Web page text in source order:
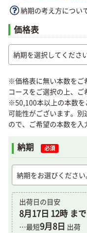
納期の考え方につい
価格表
※価格表に無い本数をご
コースをご選択の上、ご
※50,100本以上の本数を
可能性がございます。
ので、ご希望の本数を入
納期 必須
出荷日の目安
8月17日 12時 ま
…最短9月8日 出荷